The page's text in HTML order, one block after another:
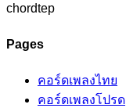
chordtep
Pages
คอร์ดเพลงไทย
คอร์ดเพลงโปรด